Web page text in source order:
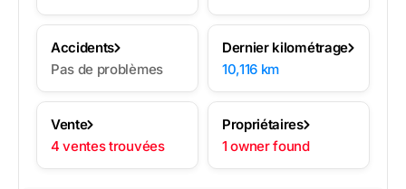
Accidents
Pas de problèmes
Dernier kilométrage
10,116 km
Vente
4 ventes trouvées
Propriétaires
1 owner found